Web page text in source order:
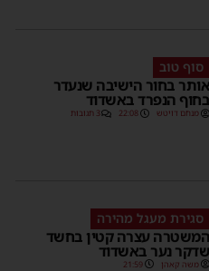
סוף טוב
אותר בחור הישיבה שנעדר
בחוף הנפרד באשדוד
מנחם דויטש 22:08 3 תגובות
סגירת מעגל מהירה
המשטרה עצרה קטין בחשד
שדקר נער באשדוד
משה קאהן 21:59